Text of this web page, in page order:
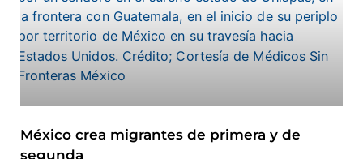
México crea migrantes de primera y de
segunda